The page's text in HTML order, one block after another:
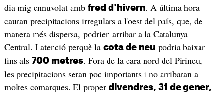
dia mig ennuvolat amb fred d'hivern. A última hora
cauran precipitacions irregulars a l'oest del país, que, de
manera més dispersa, podrien arribar a la Catalunya
Central. I atenció perquè la cota de neu podria baixar
fins als 700 metres. Fora de la cara nord del Pirineu,
les precipitacions seran poc importants i no arribaran a
moltes comarques. El proper divendres, 31 de gener,